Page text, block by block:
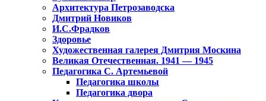
Архитектура Петрозаводска
Дмитрий Новиков
И.С.Фрадков
Здоровье
Художественная галерея Дмитрия Москина
Великая Отечественная. 1941 — 1945
Педагогика С. Артемьевой
Педагогика школы
Педагогика двора